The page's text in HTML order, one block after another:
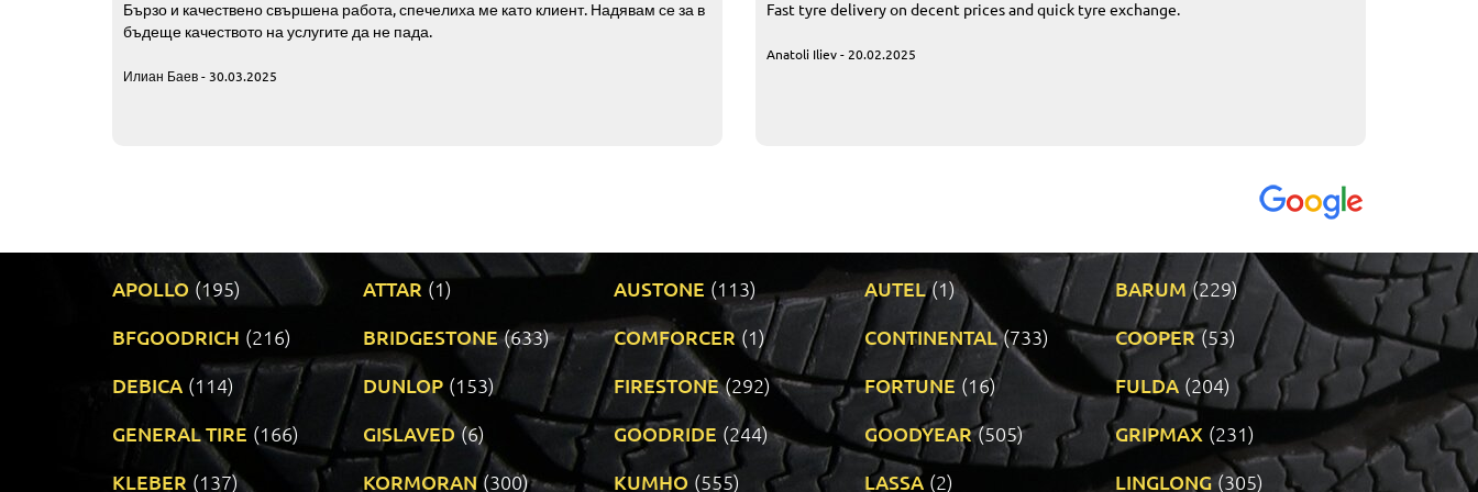
Бързо и качествено свършена работа, спечелиха ме като клиент. Надявам се за в
бъдеще качеството на услугите да не пада.
Илиан Баев - 30.03.2025
Fast tyre delivery on decent prices and quick tyre exchange.
Anatoli Iliev - 20.02.2025
APOLLO (195) ATTAR (1) AUSTONE (113) AUTEL (1) BARUM (229)
BFGOODRICH (216) BRIDGESTONE (633) COMFORCER (1) CONTINENTAL (733) COOPER (53)
DEBICA (114) DUNLOP (153) FIRESTONE (292) FORTUNE (16) FULDA (204)
GENERAL TIRE (166) GISLAVED (6) GOODRIDE (244) GOODYEAR (505) GRIPMAX (231)
KLEBER (137) KORMORAN (300) KUMHO (555) LASSA (2) LINGLONG (305)